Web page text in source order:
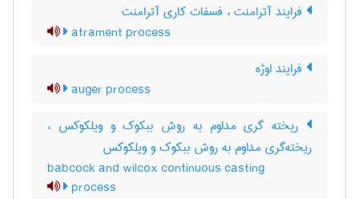
فرایند آترامنت ، فسفات کاری آترامنت
atrament process
فرایند اوژه
auger process
ریخته گری مداوم به روش ببکوک و ویلکوکس ،
ریخته‌گری مداوم به روش ببکوک و ویلکوکس
babcock and wilcox continuous casting
process